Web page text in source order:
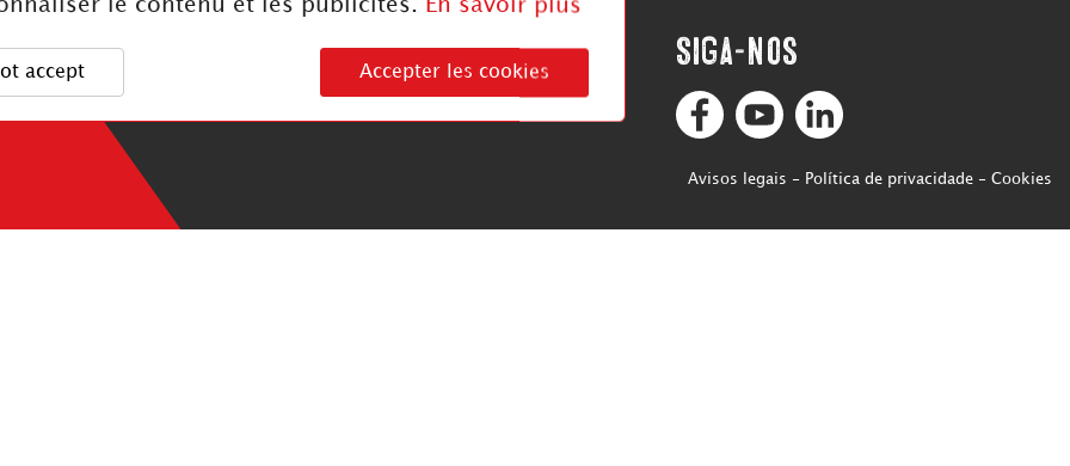
Correias
profissional
Cookies
Siga-nos
Avisos legais - Política de privacidade - Cookies
le contenu et les publicités. En savoir plus
Accepter les cookies
accept